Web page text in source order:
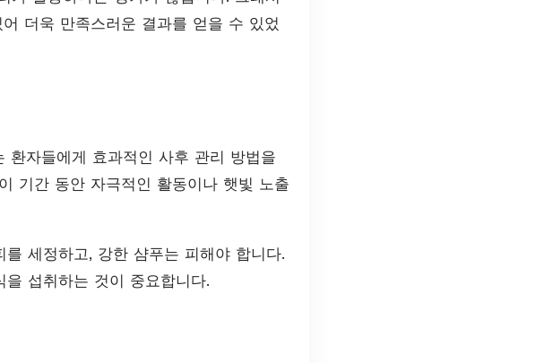
더욱 만족스러운 결과를 얻을 수 있었
환자들에게 효과적인 사후 관리 방법을
기간 동안 자극적인 활동이나 햇빛 노출
세정하고, 강한 샴푸는 피해야 합니다.
섭취하는 것이 중요합니다.